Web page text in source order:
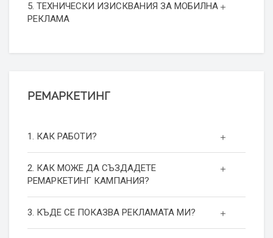
5. ТЕХНИЧЕСКИ ИЗИСКВАНИЯ ЗА МОБИЛНА
РЕКЛАМА
РЕМАРКЕТИНГ
1. КАК РАБОТИ?
2. КАК МОЖЕ ДА СЪЗДАДЕТЕ
РЕМАРКЕТИНГ КАМПАНИЯ?
3. КЪДЕ СЕ ПОКАЗВА РЕКЛАМАТА МИ?